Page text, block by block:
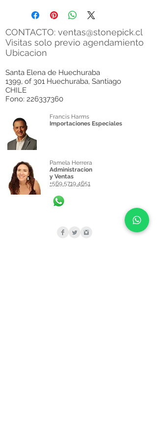
CONTACTO: ventas@stonepick.cl
Visitas solo previo agendamiento
Ubicacion
Santa Elena de Huechuraba
1399, of 301 Huechuraba, Santiago
CHILE
Fono: 226337360
Francis Harms
Importaciones Especiales
Pamela Herrera
Administracion
y Ventas
+569 5719 4651